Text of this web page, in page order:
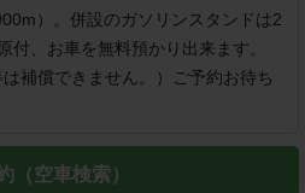
）。併設のガソリンスタンドは2
付、お車を無料預かり出来ます。
補償できません。）ご予約お待ち
（空車検索）